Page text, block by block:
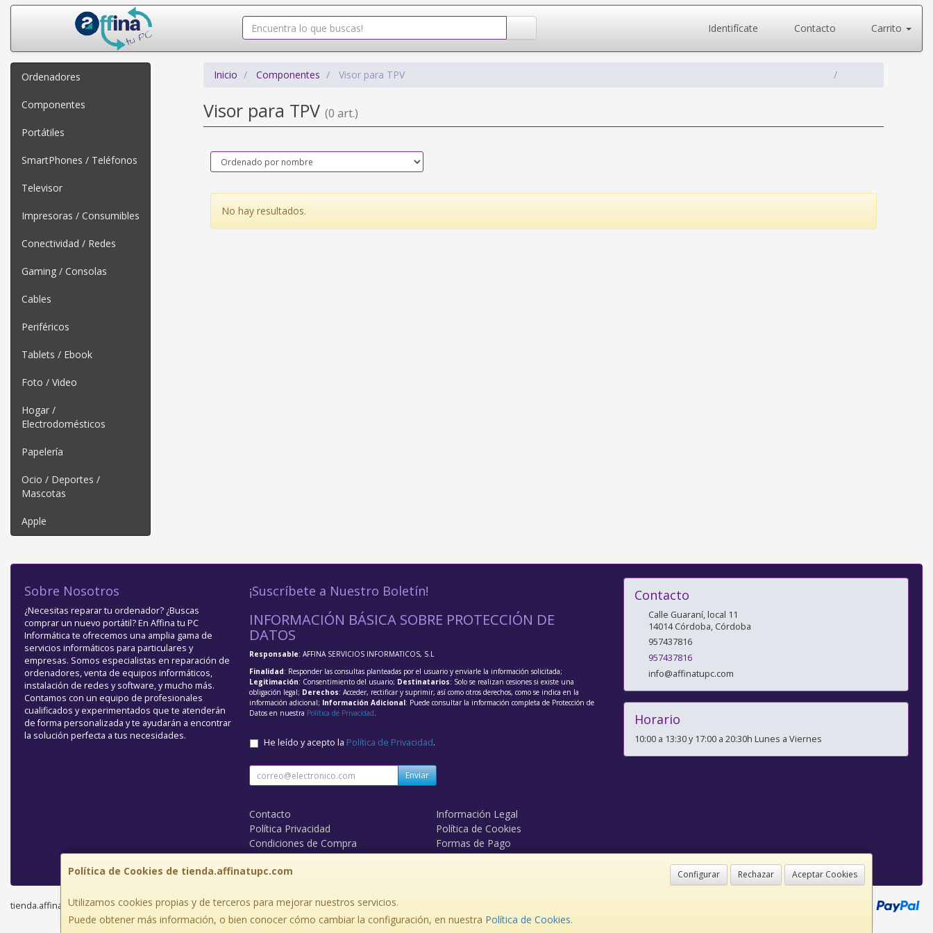
Identifícate Contacto Carrito
Ordenadores
Componentes
Portátiles
SmartPhones / Teléfonos
Televisor
Impresoras / Consumibles
Conectividad / Redes
Gaming / Consolas
Cables
Periféricos
Tablets / Ebook
Foto / Video
Hogar /
Electrodomésticos
Papelería
Ocio / Deportes /
Mascotas
Apple
Inicio Componentes Visor para TPV
Visor para TPV (0 art.)
No hay resultados.
Política de Cookies de tienda.affinatupc.com Configurar Rechazar Aceptar Cookies
Utilizamos cookies propias y de terceros para mejorar nuestros servicios.
Puede obtener más información, o bien conocer cómo cambiar la configuración, en nuestra Política de Cookies.
Sobre Nosotros
¿Necesitas reparar tu ordenador? ¿Buscas
comprar un nuevo portátil? En Affina tu PC
Informática te ofrecemos una amplia gama de
servicios informáticos para particulares y
empresas. Somos especialistas en reparación de
ordenadores, venta de equipos informáticos,
instalación de redes y software, y mucho más.
Contamos con un equipo de profesionales
cualificados y experimentados que te atenderán
de forma personalizada y te ayudarán a encontrar
la solución perfecta a tus necesidades.
¡Suscríbete a Nuestro Boletín!
INFORMACIÓN BÁSICA SOBRE PROTECCIÓN DE
DATOS
Responsable: AFFINA SERVICIOS INFORMATICOS, S.L
Finalidad: Responder las consultas planteadas por el usuario y enviarle la información solicitada;
Legitimación: Consentimiento del usuario; Destinatarios: Solo se realizan cesiones si existe una
obligación legal; Derechos: Acceder, rectificar y suprimir, así como otros derechos, como se indica en la
información adicional; Información Adicional: Puede consultar la información completa de Protección de
Datos en nuestra Política de Privacidad.
He leído y acepto la Política de Privacidad.
Enviar
Contacto
Información Legal
Política Privacidad
Política de Cookies
Condiciones de Compra
Formas de Pago
¿Quienes Somos?
Derecho de Desistimiento
Contacto
Calle Guaraní, local 11
14014 Córdoba, Córdoba
957437816
957437816
info@affinatupc.com
Horario
10:00 a 13:30 y 17:00 a 20:30h Lunes a Viernes
tienda.affinatupc.com © 2026
, , , , España. - C.I.F.: B14981336 - Tfno: